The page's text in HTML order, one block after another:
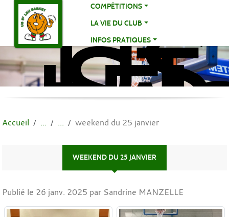
COMPÉTITIONS
LA VIE DU CLUB
INFOS PRATIQUES
US
ST
Accueil weekend du 25 janvier
WEEKEND DU 25 JANVIER
Publié le 26 janv. 2025 par Sandrine MANZELLE
Panneau de gestion des cookies